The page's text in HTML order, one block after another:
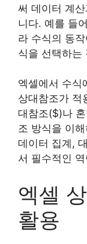
써 데이터 계
니다. 예를 들
라 수식의 동
식을 선택하는
엑셀에서 수식
상대참조가 적
대참조($)나
조 방식을 이
데이터 집계,
서 필수적인
엑셀
활용